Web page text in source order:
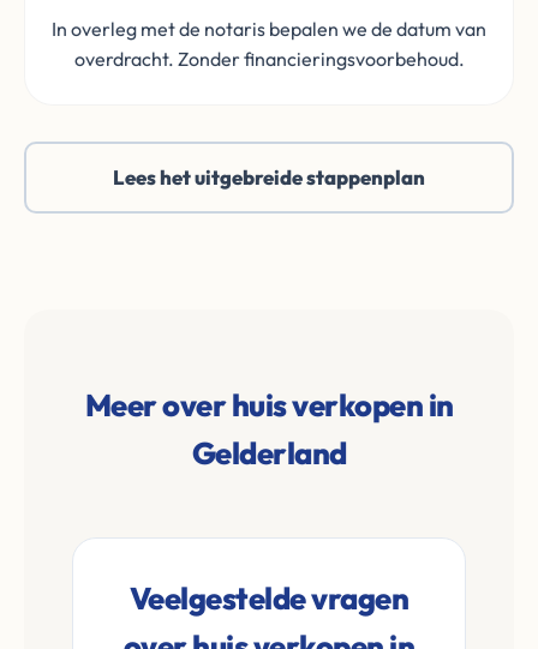
In overleg met de notaris bepalen we de datum van
overdracht. Zonder financieringsvoorbehoud.
Lees het uitgebreide stappenplan
Meer over huis verkopen in
Gelderland
Veelgestelde vragen